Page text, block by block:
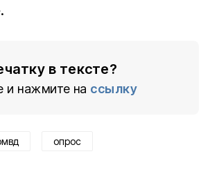
в тексте?
и нажмите на ссылку
опрос